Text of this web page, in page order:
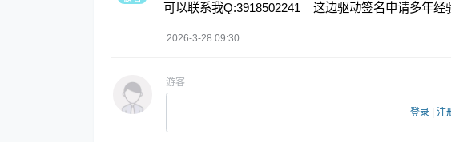
可以联系我Q:3918502241 这边驱动签名申请多年经
2026-3-28 09:30
游客
登录 | 注